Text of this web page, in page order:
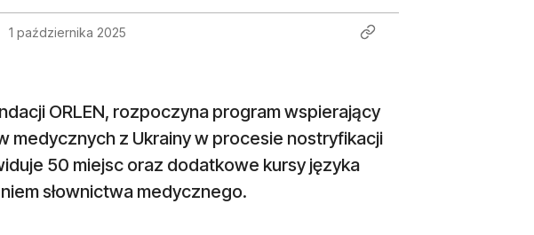
1 października 2025
ORLEN, rozpoczyna program wspierający
medycznych z Ukrainy w procesie nostryfikacji
50 miejsc oraz dodatkowe kursy języka
słownictwa medycznego.